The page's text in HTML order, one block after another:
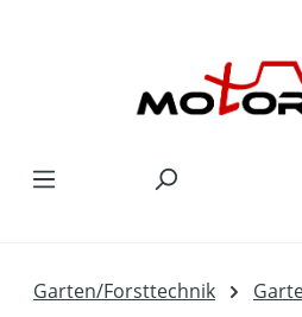
Garten/Forsttechnik